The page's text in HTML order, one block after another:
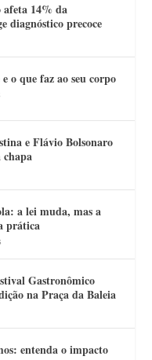
14% da
diagnóstico precoce
o que faz ao seu corpo
e Flávio Bolsonaro
chapa
a lei muda, mas a
prática
Gastronômico
na Praça da Baleia
entenda o impacto